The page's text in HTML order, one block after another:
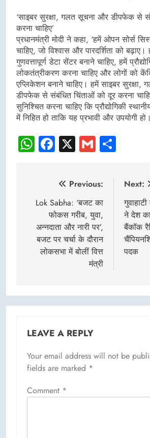
‘साइबर सुरक्षा, गलत सूचना और डीपफेक से
करना चाहिए’
प्रधानमंत्री मोदी ने कहा, ‘हमें ओपन सोर्स
चाहिए, जो विश्वास और पारदर्शिता को बढ़ाए।
गुणवत्तापूर्ण डेटा सेंटर बनाने चाहिए, हमें
लोकतंत्रीकरण करना चाहिए और लोगों को
एप्लिकेशन बनाने चाहिए। हमें साइबर
डीपफेक से संबंधित चिंताओं को दूर करना
सुनिश्चित करना चाहिए कि प्रौद्योगिकी
में निहित हो ताकि यह प्रभावी और उपयोगी
WhatsApp
Facebook
X Gmail
navigation
Previous:
Lok Sabha: ‘बजट का
फोकस गरीब, युवा,
अन्नदाता और नारी पर’,
बजट पर चर्चा के दौरान
लोकसभा में बोलीं वित्त
मंत्री
Next:
ने देश
बैंकॉक
पदक
LEAVE A REPLY
Your email address will not be
fields are marked *
Comment *